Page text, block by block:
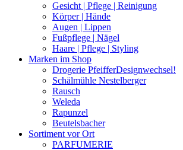
Gesicht | Pflege | Reinigung
Körper | Hände
Augen | Lippen
Fußpflege | Nägel
Haare | Pflege | Styling
Marken im Shop
Drogerie PfeifferDesignwechsel!
Schälmühle Nestelberger
Rausch
Weleda
Rapunzel
Beutelsbacher
Sortiment vor Ort
PARFUMERIE